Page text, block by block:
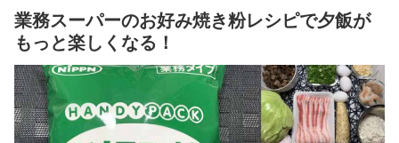
業務スーパーのお好み焼き粉レシピで夕飯が
もっと楽しくなる！